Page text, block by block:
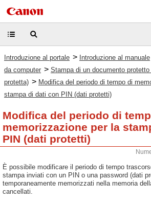
Introduzione al portale > Introduzione al manuale
da computer > Stampa di un documento
protetta) > Modifica del periodo di tempo di
stampa di dati con PIN (dati protetti)
Modifica del periodo di
memorizzazione per la
PIN (dati protetti)
È possibile modificare il periodo di tempo
stampa inviati con un PIN o una password (dati
temporaneamente memorizzati nella memoria
cancellati.